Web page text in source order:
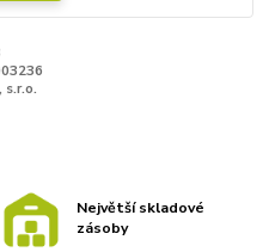
s.r.o.
Největší skladové
zásoby